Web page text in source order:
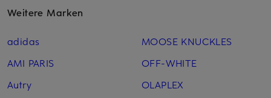
Weitere Marken
adidas
AMI PARIS
Autry
MOOSE KNUCKLES
OFF-WHITE
OLAPLEX